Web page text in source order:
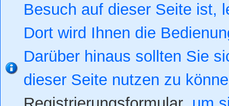
Besuch auf dieser Seite ist,
Dort wird Ihnen die
Darüber hinaus sollten Sie
dieser Seite nutzen zu